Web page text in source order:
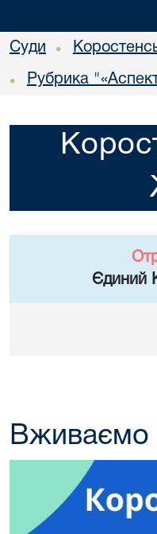
Суди •
• Рубрика
Єдиний
Вживаємо